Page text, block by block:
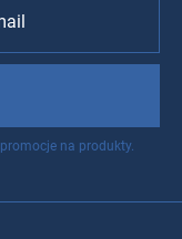
na produkty.